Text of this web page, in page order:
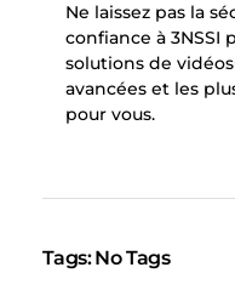
Ne laissez pas la
confiance à 3NSSI
solutions de
avancées et les
pour vous.
Tags: No Tags